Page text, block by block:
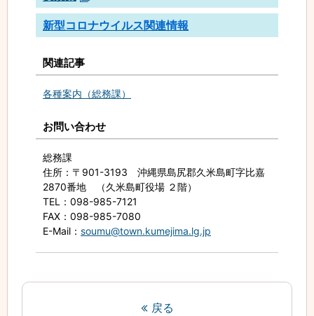
新型コロナウイルス関連情報
関連記事
各種案内（総務課）
お問い合わせ
総務課
住所 ：〒901-3193 沖縄県島尻郡久米島町字比嘉
2870番地 （久米島町役場 ２階）
TEL
：098-985-7121
FAX ：098-985-7080
E-Mail ： soumu@town.kumejima.lg.jp
戻る